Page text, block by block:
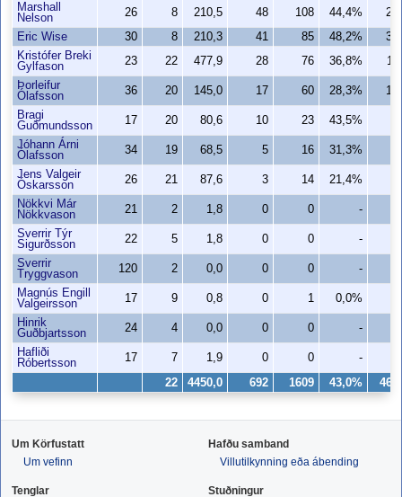
Marshall
Nelson
26 8 210,5 48 108 44,4%
27
Eric Wise
30 8 210,3 41 85 48,2%
36
Kristófer Breki
Gylfason
23 22 477,9 28 76 36,8%
11
Þorleifur
Ólafsson
36 20 145,0 17 60 28,3%
10
Bragi
Guðmundsson
17 20 80,6 10 23 43,5%
Jóhann Árni
Ólafsson
34 19 68,5 5 16 31,3%
Jens Valgeir
Óskarsson
26 21 87,6 3 14 21,4%
Nökkvi Már
Nökkvason
21 2 1,8 0 0 -
Sverrir Týr
Sigurðsson
22 5 1,8 0 0 -
Sverrir
Tryggvason
120 2 0,0 0 0 -
Magnús Engill
Valgeirsson
17 9 0,8 0 1 0,0%
Hinrik
Guðbjartsson
24 4 0,0 0 0 -
Hafliði
Róbertsson
17 7 1,9 0 0 -
22 4450,0 692 1609 43,0% 466
Um Körfustatt
Um vefinn
Hafðu samband
Villutilkynning eða ábending
Tenglar Stuðningur